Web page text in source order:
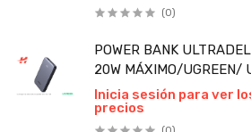
(0)
POWER BANK
20W MÁXIMO/UGREEN/
Inicia sesión para ver
precios